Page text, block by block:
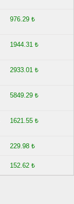
976.29 ₺
1944.31 ₺
2933.01 ₺
5849.29 ₺
1621.55 ₺
229.98 ₺
152.62 ₺